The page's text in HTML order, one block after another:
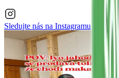
Sledujte nás na Instagramu